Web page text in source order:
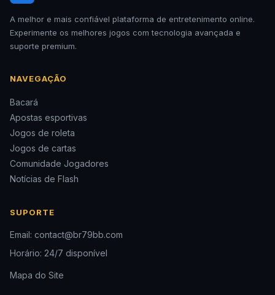
A melhor e mais confiável plataforma de entretenimento online.
Experimente os melhores jogos com tecnologia avançada e
suporte premium.
NAVEGAÇÃO
Bacará
Apostas esportivas
Jogos de roleta
Jogos de cartas
Comunidade Jogadores
Notícias de Flash
SUPORTE
Email: contact@br79bb.com
Horário: 24/7 disponível
Mapa do Site